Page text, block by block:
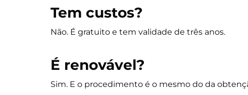
Tem custos?
Não. É gratuito e tem validade de três anos.
É renovável?
Sim. E o procedimento é o mesmo do da